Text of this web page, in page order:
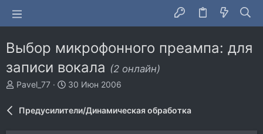
Выбор микрофонного преампа: для
записи вокала (2 онлайн)
А
т
р
Pavel_77
Д
н
30 Июн 2006
Предусилители/Динамическая обработка